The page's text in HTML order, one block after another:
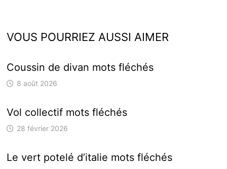
VOUS POURRIEZ AUSSI AIMER
Coussin de divan mots fléchés
8 août 2026
Vol collectif mots fléchés
28 février 2026
Le vert potelé d’italie mots fléchés